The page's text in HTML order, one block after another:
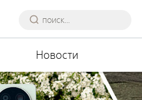
Новости